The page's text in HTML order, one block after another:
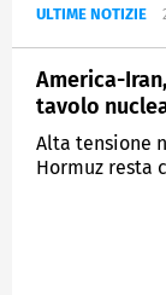
ULTIME NOTIZIE
America-
tavolo
Alta tensione
Hormuz resta